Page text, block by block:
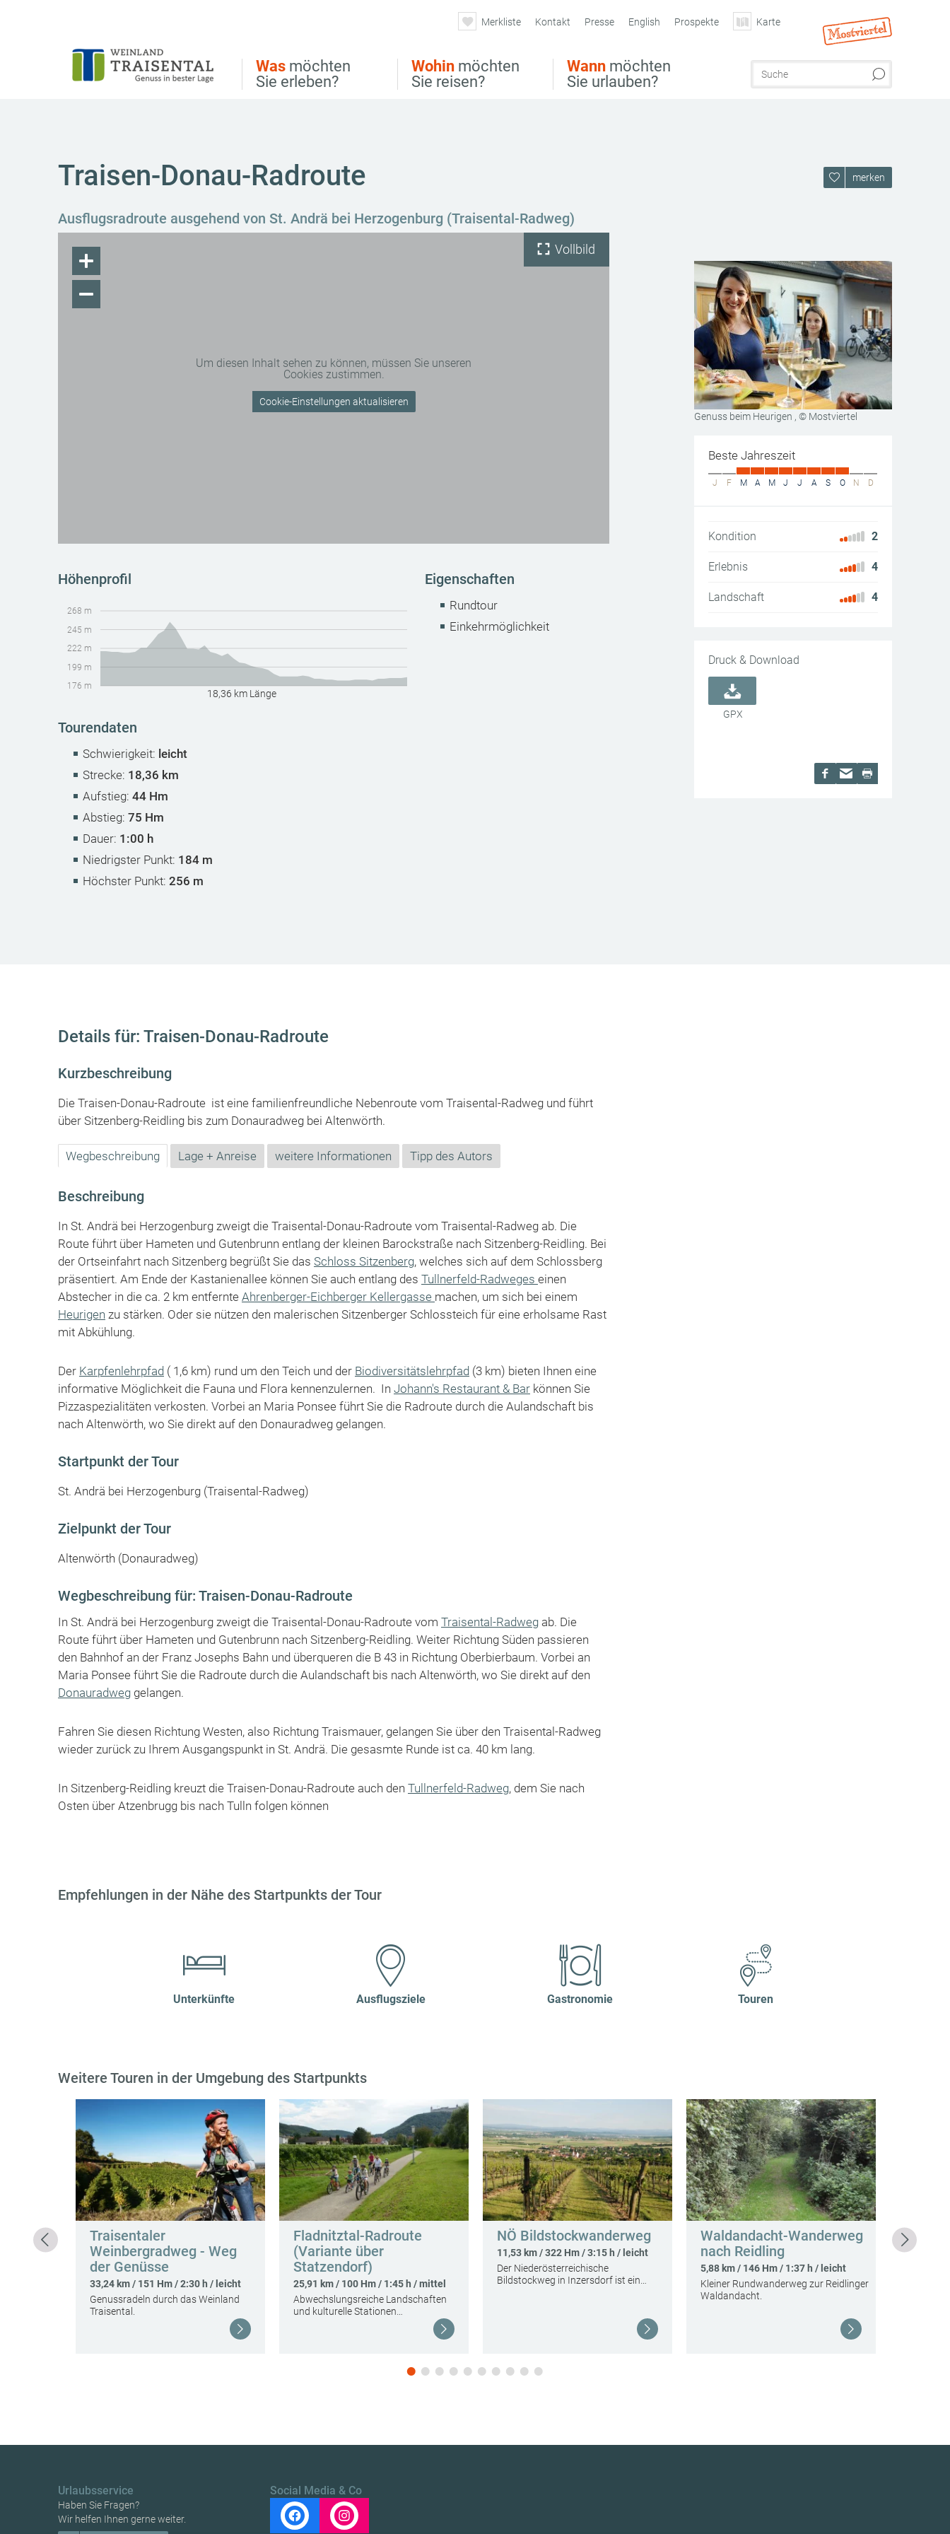
Was möchten
Sie erleben?
Wohin möchten
Sie reisen?
Wann möchten
Sie urlauben?
Merkliste Kontakt Presse English Prospekte Karte
Traisen-Donau-Radroute
Ausflugsradroute ausgehend von St. Andrä bei Herzogenburg (Traisental-Radweg)
merken
Um diesen Inhalt sehen zu können, müssen Sie unseren
Cookies zustimmen.
Cookie-Einstellungen aktualisieren
Vollbild
Höhenprofil
176 m
199 m
222 m
245 m
268 m
18,36 km Länge
Tourendaten
Schwierigkeit: leicht
Strecke: 18,36 km
Aufstieg: 44 Hm
Abstieg: 75 Hm
Dauer: 1:00 h
Niedrigster Punkt: 184 m
Höchster Punkt: 256 m
Eigenschaften
Rundtour
Einkehrmöglichkeit
Genuss beim Heurigen , © Mostviertel
Beste Jahreszeit
J F M A M J J A S O N D
Kondition 2
Erlebnis 4
Landschaft 4
Druck & Download
GPX
Details für: Traisen-Donau-Radroute
Kurzbeschreibung
Die Traisen-Donau-Radroute ist eine familienfreundliche Nebenroute vom Traisental-Radweg und führt
über Sitzenberg-Reidling bis zum Donauradweg bei Altenwörth.
Wegbeschreibung Lage + Anreise weitere Informationen Tipp des Autors
Beschreibung
In St. Andrä bei Herzogenburg zweigt die Traisental-Donau-Radroute vom Traisental-Radweg ab. Die
Route führt über Hameten und Gutenbrunn entlang der kleinen Barockstraße nach Sitzenberg-Reidling. Bei
der Ortseinfahrt nach Sitzenberg begrüßt Sie das Schloss Sitzenberg, welches sich auf dem Schlossberg
präsentiert. Am Ende der Kastanienallee können Sie auch entlang des Tullnerfeld-Radweges einen
Abstecher in die ca. 2 km entfernte Ahrenberger-Eichberger Kellergasse machen, um sich bei einem
Heurigen zu stärken. Oder sie nützen den malerischen Sitzenberger Schlossteich für eine erholsame Rast
mit Abkühlung.
Der Karpfenlehrpfad ( 1,6 km) rund um den Teich und der Biodiversitätslehrpfad (3 km) bieten Ihnen eine
informative Möglichkeit die Fauna und Flora kennenzulernen. In Johann's Restaurant & Bar können Sie
Pizzaspezialitäten verkosten. Vorbei an Maria Ponsee führt Sie die Radroute durch die Aulandschaft bis
nach Altenwörth, wo Sie direkt auf den Donauradweg gelangen.
Startpunkt der Tour
St. Andrä bei Herzogenburg (Traisental-Radweg)
Zielpunkt der Tour
Altenwörth (Donauradweg)
Wegbeschreibung für: Traisen-Donau-Radroute
In St. Andrä bei Herzogenburg zweigt die Traisental-Donau-Radroute vom Traisental-Radweg ab. Die
Route führt über Hameten und Gutenbrunn nach Sitzenberg-Reidling. Weiter Richtung Süden passieren
den Bahnhof an der Franz Josephs Bahn und überqueren die B 43 in Richtung Oberbierbaum. Vorbei an
Maria Ponsee führt Sie die Radroute durch die Aulandschaft bis nach Altenwörth, wo Sie direkt auf den
Donauradweg gelangen.
Fahren Sie diesen Richtung Westen, also Richtung Traismauer, gelangen Sie über den Traisental-Radweg
wieder zurück zu Ihrem Ausgangspunkt in St. Andrä. Die gesasmte Runde ist ca. 40 km lang.
In Sitzenberg-Reidling kreuzt die Traisen-Donau-Radroute auch den Tullnerfeld-Radweg, dem Sie nach
Osten über Atzenbrugg bis nach Tulln folgen können
Empfehlungen in der Nähe des Startpunkts der Tour
Unterkünfte Ausflugsziele Gastronomie Touren
Weitere Touren in der Umgebung des Startpunkts
h / mittel
Traisentaler
Weinbergradweg - Weg
der Genüsse
33,24 km / 151 Hm / 2:30 h / leicht
Genussradeln durch das Weinland
Traisental.
Fladnitztal-Radroute
(Variante über
Statzendorf)
25,91 km / 100 Hm / 1:45 h / mittel
Abwechslungsreiche Landschaften
und kulturelle Stationen…
NÖ Bildstockwanderweg
11,53 km / 322 Hm / 3:15 h / leicht
Der Niederösterreichische
Bildstockweg in Inzersdorf ist ein…
Waldandacht-Wanderweg
nach Reidling
5,88 km / 146 Hm / 1:37 h / leicht
Kleiner Rundwanderweg zur Reidlinger
Waldandacht.
Urlaubsservice
Haben Sie Fragen?
Wir helfen Ihnen gerne weiter.
Social Media & Co